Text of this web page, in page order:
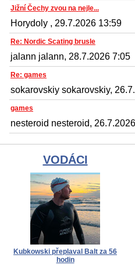
Jižní Čechy zvou na nejle...
Horydoly , 29.7.2026 13:59
Re: Nordic Scating brusle
jalann jalann, 28.7.2026 7:05
Re: games
sokarovskiy sokarovskiy,
games
nesteroid nesteroid,
VODÁCI
Kubkowski přeplaval Balt za 56
hodin